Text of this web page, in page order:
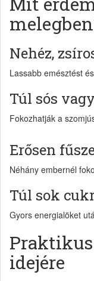
Nehéz,
Lassabb emésztést
Túl sós
Fokozhatják a
Erősen
Néhány embernél
Túl sok
Gyors energialöket
idejére